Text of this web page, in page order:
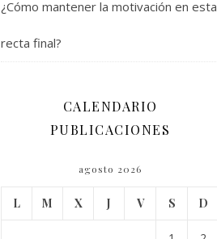
¿Cómo mantener la motivación en esta
recta final?
CALENDARIO
PUBLICACIONES
agosto 2026
L M X J V S D